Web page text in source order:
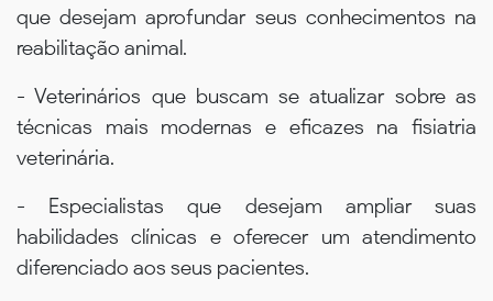
que desejam aprofundar seus conhecimentos na
reabilitação animal.
- Veterinários que buscam se atualizar sobre as
técnicas mais modernas e eficazes na fisiatria
veterinária.
- Especialistas que desejam ampliar suas
habilidades clínicas e oferecer um atendimento
diferenciado aos seus pacientes.